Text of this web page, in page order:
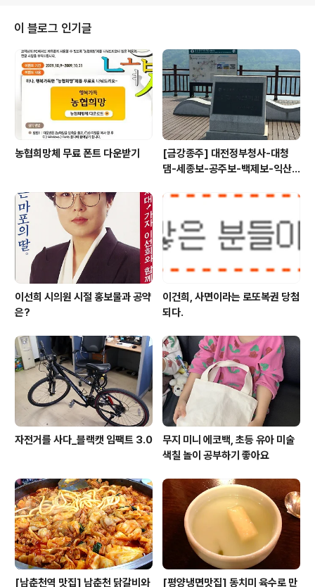
다. 앞으로 나오는 자전거 보험은 보장이 더 좋아졌으면 좋
겠습니다. 자전거 타는 분들이 원하는 보장은 도난과 분실
도 보장해달라는 것이니까요. 요즘 자전거 값도 많이 올랐
는데 100만원 하는 자전거 잃어버리면 다치는 것 만큼 마
음이 아플거 같습니다. 아울러 자전거에 대한 국민의식과
정책적인 대책이 필요할 것 같네요...
이 블로그 인기글
농협희망체 무료 폰트 다운받기
[금강종주] 대전정부청사-대청
댐-세종보-공주보-백제보-익산
이선희 시의원 시절 홍보물과 공약
은?
이건희, 사면이라는 로또복권 당첨
되다.
자전거를 사다_블랙캣 임팩트 3.0
무지 미니 에코백, 초등 유아 미술
색칠 놀이 공부하기 좋아요
[남춘천역 맛집] 남춘천 닭갈비와 [평양냉면맛집] 동치미 육수로 만